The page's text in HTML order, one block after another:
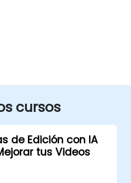
cursos
de Edición con IA
tus Videos